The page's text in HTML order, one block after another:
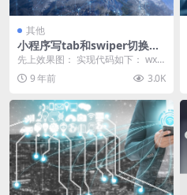
其他
小程序写tab和swiper切换结
合效果
先上效果图： 实现代码如下： wxm
l页面 <scroll-view sc...
9 年前 3.0K